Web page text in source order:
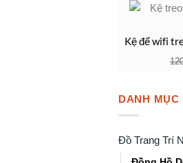
Kệ để wifi
DANH MỤC
Đồ Trang Trí